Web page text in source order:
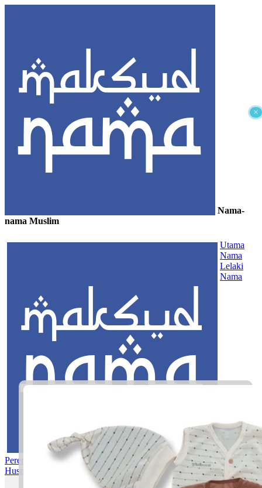
×
Nama-
nama Muslim
Utama
Nama
Lelaki
Nama
Perempuan Nama Pilihan Nama Gabungan Nama RasulAsma’ul
Husna